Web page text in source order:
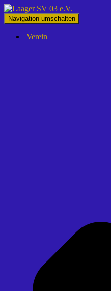
Navigation umschalten
Verein